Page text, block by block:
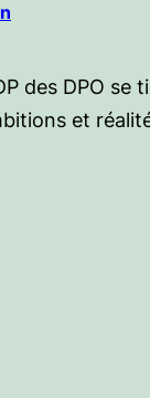
des DPO
et